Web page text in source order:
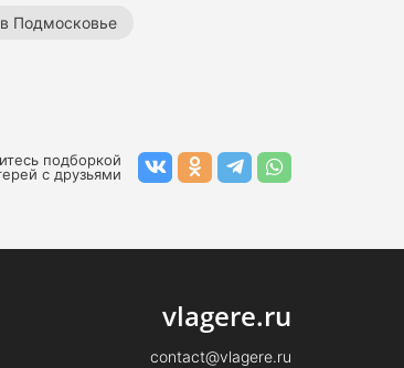
Подмосковье
подборкой
с друзьями
vlagere.ru
contact@vlagere.ru